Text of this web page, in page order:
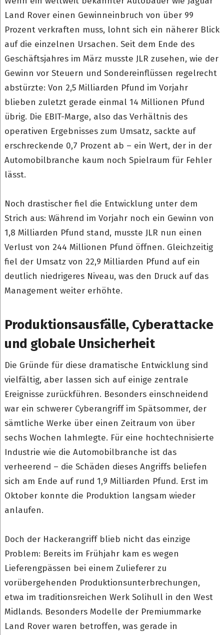
Land Rover einen Gewinneinbruch von über 99
Prozent verkraften muss, lohnt sich ein näherer Blick
auf die einzelnen Ursachen. Seit dem Ende des
Geschäftsjahres im März musste JLR zusehen, wie der
Gewinn vor Steuern und Sondereinflüssen regelrecht
abstürzte: Von 2,5 Milliarden Pfund im Vorjahr
blieben zuletzt gerade einmal 14 Millionen Pfund
übrig. Die EBIT-Marge, also das Verhältnis des
operativen Ergebnisses zum Umsatz, sackte auf
erschreckende 0,7 Prozent ab – ein Wert, der in der
Automobilbranche kaum noch Spielraum für Fehler
lässt.
Noch drastischer fiel die Entwicklung unter dem
Strich aus: Während im Vorjahr noch ein Gewinn von
1,8 Milliarden Pfund stand, musste JLR nun einen
Verlust von 244 Millionen Pfund öffnen. Gleichzeitig
fiel der Umsatz von 22,9 Milliarden Pfund auf ein
deutlich niedrigeres Niveau, was den Druck auf das
Management weiter erhöhte.
Produktionsausfälle, Cyberattacke
und globale Unsicherheit
Die Gründe für diese dramatische Entwicklung sind
vielfältig, aber lassen sich auf einige zentrale
Ereignisse zurückführen. Besonders einschneidend
war ein schwerer Cyberangriff im Spätsommer, der
sämtliche Werke über einen Zeitraum von über
sechs Wochen lahmlegte. Für eine hochtechnisierte
Industrie wie die Automobilbranche ist das
verheerend – die Schäden dieses Angriffs beliefen
sich am Ende auf rund 1,9 Milliarden Pfund. Erst im
Oktober konnte die Produktion langsam wieder
anlaufen.
Doch der Hackerangriff blieb nicht das einzige
Problem: Bereits im Frühjahr kam es wegen
Lieferengpässen bei einem Zulieferer zu
vorübergehenden Produktionsunterbrechungen,
etwa im traditionsreichen Werk Solihull in den West
Midlands. Besonders Modelle der Premiummarke
Land Rover waren betroffen, was gerade in